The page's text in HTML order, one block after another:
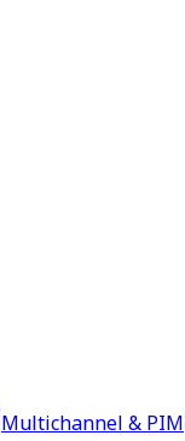
Multichannel & PIM